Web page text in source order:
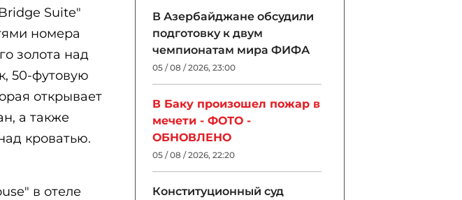
Suite"
номера
золота над
50-футовую
открывает
а также
кроватью.
в отеле
В Азербайджане обсудили
подготовку к двум
чемпионатам мира ФИФА
05 / 08 / 2026, 23:00
В Баку произошел пожар в
мечети - ФОТО -
ОБНОВЛЕНО
05 / 08 / 2026, 22:20
Конституционный суд